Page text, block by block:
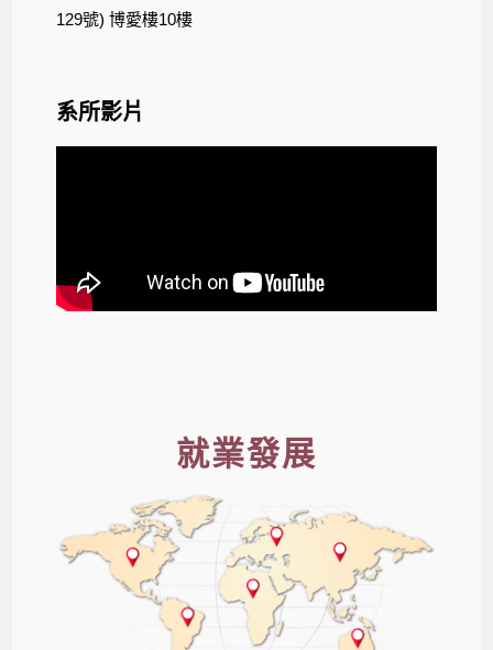
129號) 博愛樓10樓
系所影片
就業發展